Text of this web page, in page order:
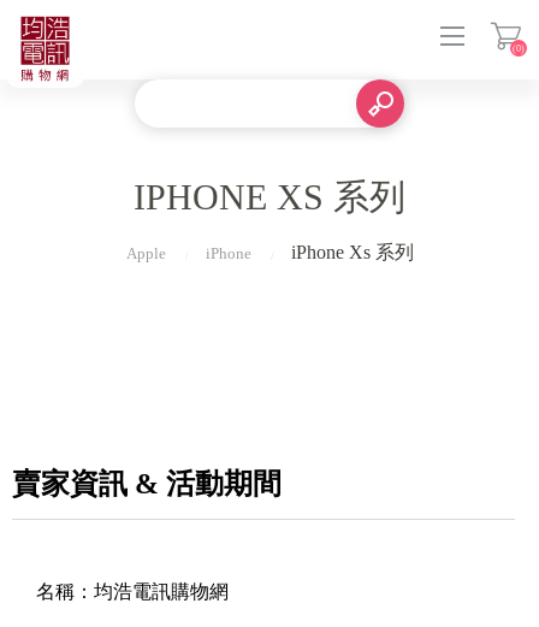
(0)
IPHONE XS 系列
Apple iPhone iPhone Xs 系列
賣家資訊 & 活動期間
名稱： 均浩電訊購物網